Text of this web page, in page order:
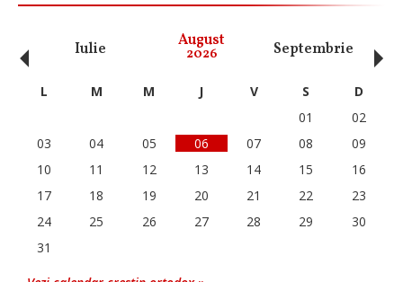
Iulie August
2026 Septembrie
‹ L M M J V S
D
01
02
03
04 05 06 07 08
09
10
11 12 13 14 15
16
17
18 19 20 21 22
23
24
25 26 27 28 29
30
31